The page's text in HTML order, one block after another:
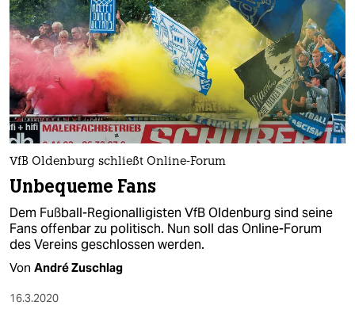
VfB Oldenburg schließt Online-Forum
Unbequeme Fans
Dem Fußball-Regionalligisten VfB Oldenburg sind seine
Fans offenbar zu politisch. Nun soll das Online-Forum
des Vereins geschlossen werden.
Von André Zuschlag
16.3.2020